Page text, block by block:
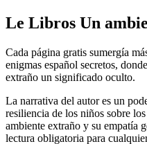
Le Libros Un
Cada página gratis sumergía
enigmas español secretos,
extraño un significado oculto.
La narrativa del autor es un
resiliencia de los niños sobre
ambiente extraño y su empatía
lectura obligatoria para